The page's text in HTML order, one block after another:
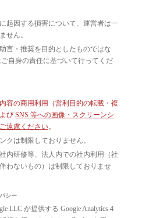
起因する損害について、運営者は一
せん。
言・推奨を目的としたものではな
ご自身の責任に基づいて行ってくだ
容の商用利用（営利目的の転載・複
び SNS 等への画像・スクリーンシ
遠慮ください。
クは制限しておりません。
内研修等、法人内での社内利用（社
わないもの）は制限しておりませ
シー
LLC が提供する Google Analytics 4